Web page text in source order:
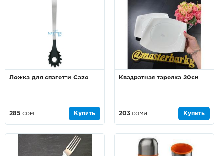
Ложка для спагетти Cazo
285 сом Купить
Квадратная тарелка 20см
203 сома Купить